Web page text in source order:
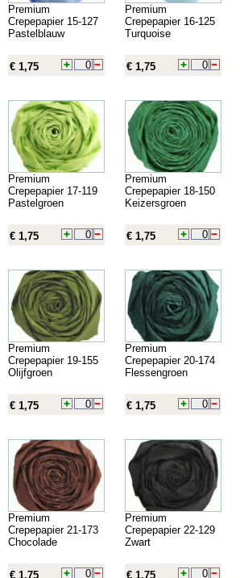
Premium
Crepepapier 15-127
Pastelblauw
€ 1,75
Premium
Crepepapier 16-125
Turquoise
€ 1,75
Premium
Crepepapier 17-119
Pastelgroen
€ 1,75
Premium
Crepepapier 18-150
Keizersgroen
€ 1,75
Premium
Crepepapier 19-155
Olijfgroen
€ 1,75
Premium
Crepepapier 20-174
Flessengroen
€ 1,75
Premium
Crepepapier 21-173
Chocolade
€ 1,75
Premium
Crepepapier 22-129
Zwart
€ 1,75